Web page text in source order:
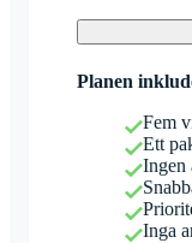
Planen
Fem
Ett
Ingen
Inga